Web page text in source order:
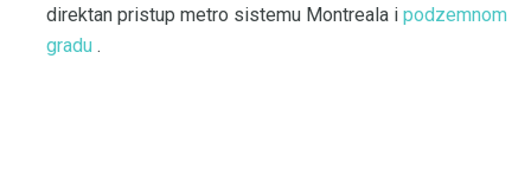
direktan pristup metro sistemu Montreala i podzemnom
gradu .